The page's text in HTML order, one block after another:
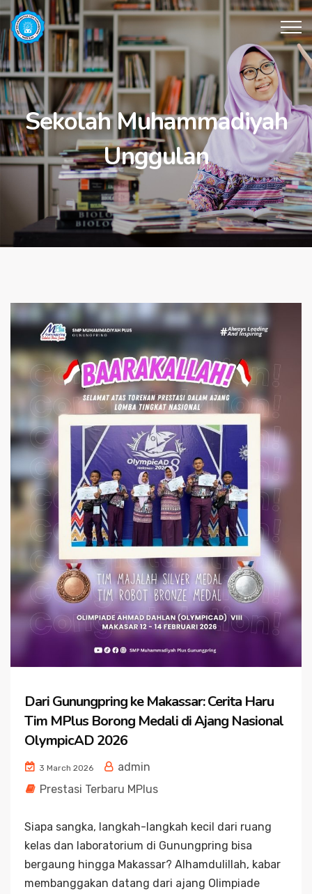
Sekolah Muhammadiyah
Unggulan
Dari Gunungpring ke Makassar: Cerita Haru
Tim MPlus Borong Medali di Ajang Nasional
OlympicAD 2026
3 March 2026
admin
Prestasi Terbaru MPlus
Siapa sangka, langkah-langkah kecil dari ruang
kelas dan laboratorium di Gunungpring bisa
bergaung hingga Makassar? Alhamdulillah, kabar
membanggakan datang dari ajang Olimpiade